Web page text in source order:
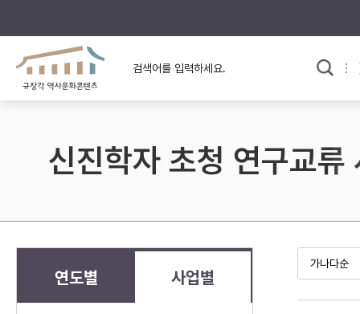
규장각의 어제와 오늘
규장각 소개영상
사료와 문학으로 본
고대
고려
조선 후기
근대
신진학자 초청 연구교류
연도별 사업별